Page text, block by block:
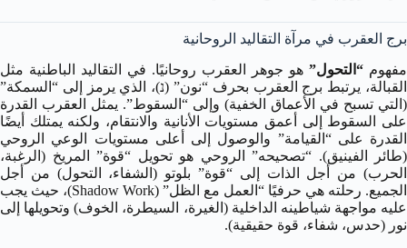
برج العقرب في مرآة التقاليد الروحانية
مفهوم “التحول” هو جوهر العقرب روحانيًا. في التقاليد الباطنية مثل
القبالة، يرتبط برج العقرب بحرف “نون” (נ)، الذي يرمز إلى “السمكة”
(التي تسبح في الأعماق الخفية) وإلى “السقوط”. يمثل العقرب القدرة
على السقوط إلى أعمق مستويات الأنانية والانتقام، ولكنه يمتلك أيضًا
القدرة على “القيامة” والوصول إلى أعلى مستويات الوعي الروحي
(طائر الفينيق). “تصحيحه” الروحي هو تحويل “قوة” المريخ (الرغبة،
الحرب) من أجل الذات إلى “قوة” بلوتو (الشفاء، التحول) من أجل
الجميع. رحلته هي حرفيًا “العمل مع الظل” (Shadow Work)، حيث يجب
عليه مواجهة شياطينه الداخلية (الغيرة، السيطرة، الخوف) وتحويلها إلى
نور (حدس، شفاء، قوة حقيقية).